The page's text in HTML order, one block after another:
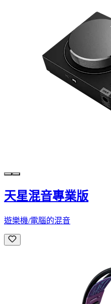
天星混音專業版
遊樂機/電腦的混音